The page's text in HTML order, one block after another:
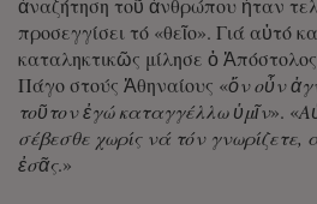
ἀναζήτηση τοῦ ἀνθρώπου ἦταν
προσεγγίσει τό «θεῖο». Γιά αὐτό
καταληκτικῶς μίλησε ὁ
Πάγο στούς Ἀθηναίους «ὅν οὖν
τοῦτον ἐγώ καταγγέλλω ὑμῖν». «
σέβεσθε χωρίς νά τόν γνωρίζετε,
ἐσᾶς.»